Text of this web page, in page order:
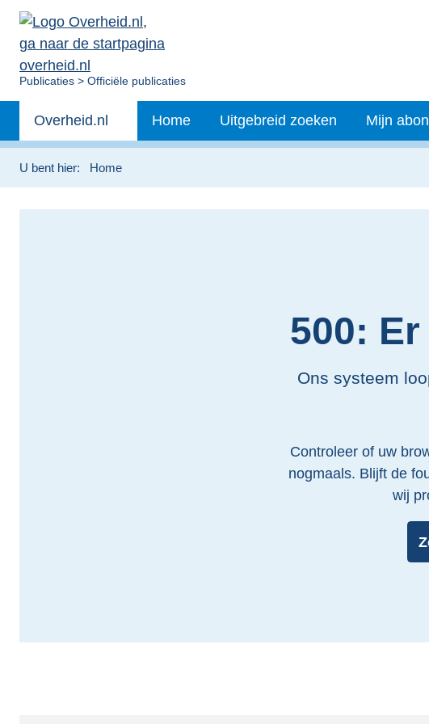
U
Publicaties Officiële publicaties
Primaire
navigatie
Andere
sites
binnen
Overheid.nl Home Uitgebreid zoeken Mijn
U bent hier: Home
500:
Ons systeem
Controleer of uw
nogmaals. Blijft de
wij